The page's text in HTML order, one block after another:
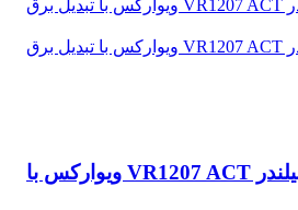
کمپرسور فندکی دو سیلندر VR1207 ACT ویوارکس با